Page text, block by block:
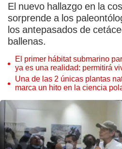
El nuevo hallazgo en la
sorprende a los
los antepasados de
ballenas.
El primer hábitat submarino
ya es una realidad: permitirá
de profundidad
Una de las 2 únicas plantas
marca un hito en la ciencia